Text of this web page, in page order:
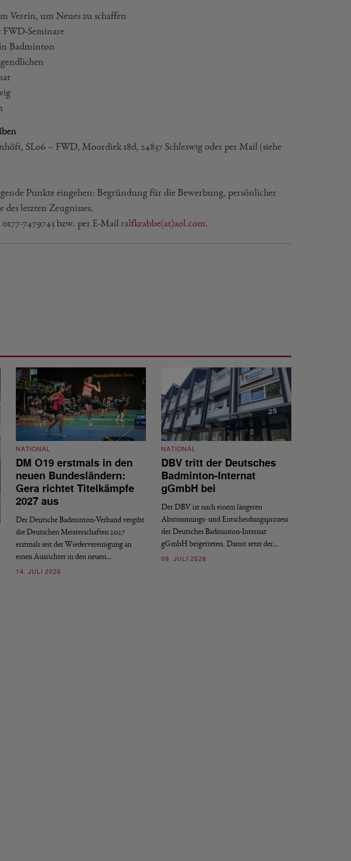
Verein, um Neues zu schaffen
Seminare
Badminton
SL06 – FWD, Moordiek 18d, 24837 Schleswig oder per Mail (siehe
Punkte eingehen: Begründung für die Bewerbung, persönlicher
letzten Zeugnisses.
7479743 bzw. per E-Mail ralfkrabbe(at)aol.com.
NATIONAL
DM O19 erstmals in den
neuen Bundesländern:
Gera richtet Titelkämpfe
2027 aus
Der Deutsche Badminton-Verband vergibt
die Deutschen Meisterschaften 2027
erstmals seit der Wiedervereinigung an
einen Ausrichter in den neuen…
14. JULI 2026
NATIONAL
DBV tritt der Deutsches
Badminton-Internat
gGmbH bei
Der DBV ist nach einem längeren
Abstimmungs- und Entscheidungsprozess
der Deutsches Badminton-Internat
gGmbH beigetreten. Damit setzt der…
09. JULI 2026